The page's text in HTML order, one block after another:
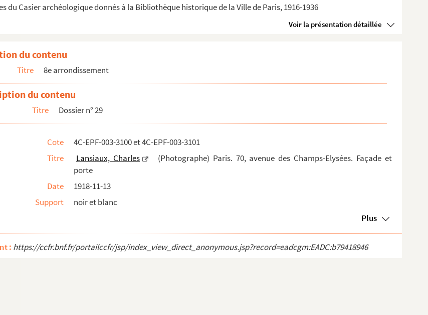
du Casier archéologique donnés à la Bibliothèque historique de la Ville de Paris, 1916-1936
Voir la présentation détaillée
Paris. 70, avenue des Champs-Elysées. Façade et porte
du contenu
Titre 8e arrondissement
du contenu
Titre Dossier n° 29
Cote
4C-EPF-003-3100 et 4C-EPF-003-3101
Titre
Lansiaux, Charles
(Photographe) Paris. 70, avenue des Champs-Elysées. Façade et
porte
Date
1918-11-13
Support
noir et blanc
Plus
: https://ccfr.bnf.fr/portailccfr/jsp/index_view_direct_anonymous.jsp?record=eadcgm:EADC:b79418946